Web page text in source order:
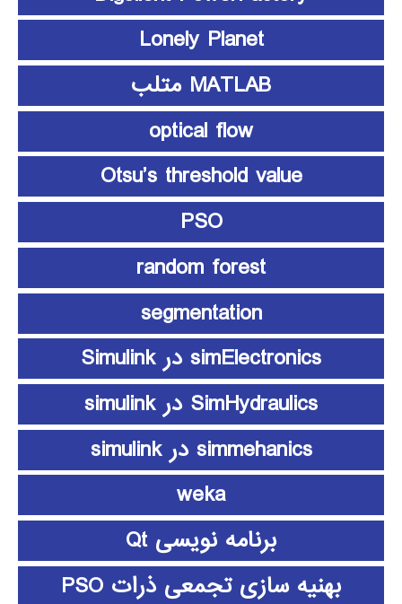
Lonely Planet
MATLAB متلب
optical flow
Otsu’s threshold value
PSO
random forest
segmentation
simElectronics در Simulink
SimHydraulics در simulink
simmehanics در simulink
weka
برنامه نویسی Qt
بهنیه سازی تجمعی ذرات PSO